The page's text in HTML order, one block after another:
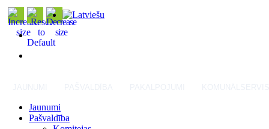
Jaunumi
Pašvaldība